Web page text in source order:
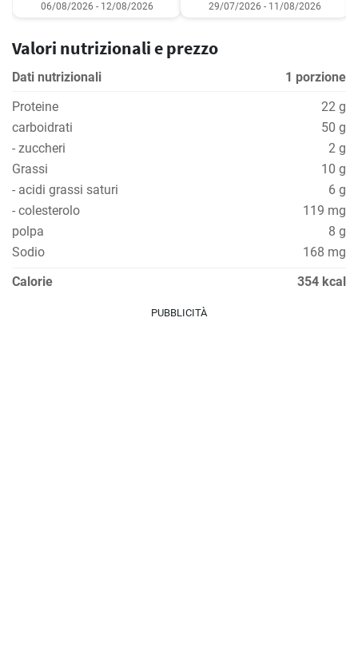
06/08/2026 - 12/08/2026 29/07/2026 - 11/08/2026
Valori nutrizionali e prezzo
Dati nutrizionali
1 porzione
Proteine
22 g
carboidrati
50 g
- zuccheri
2 g
Grassi
10 g
- acidi grassi saturi
6 g
- colesterolo
119 mg
polpa
8 g
Sodio
168 mg
Calorie
354 kcal
PUBBLICITÀ